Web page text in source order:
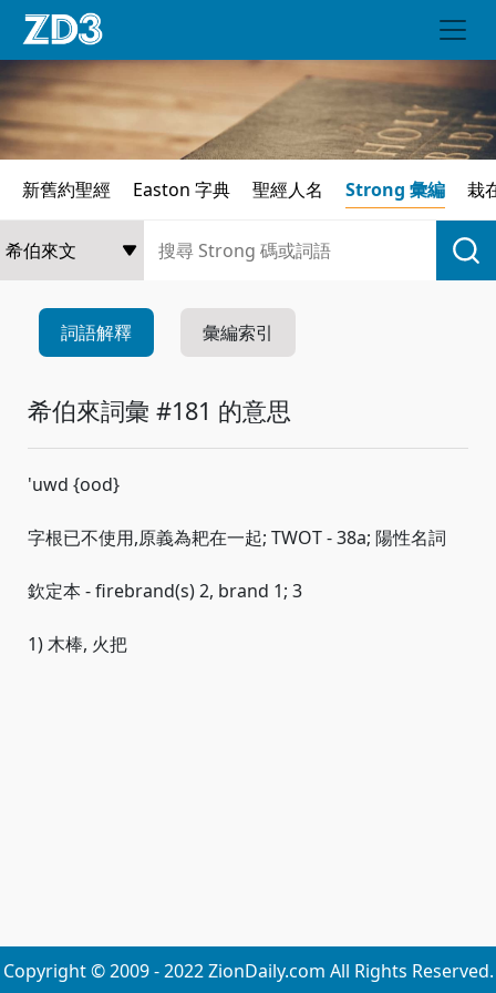
新舊約聖經 Easton 字典 聖經人名 Strong 彙編 栽
詞語解釋 彙編索引
希伯來詞彙 #181 的意思
'uwd {ood}
字根已不使用,原義為耙在一起; TWOT - 38a; 陽性名詞
欽定本 - firebrand(s) 2, brand 1; 3
1) 木棒, 火把
Copyright © 2009 - 2022 ZionDaily.com All Rights Reserved.